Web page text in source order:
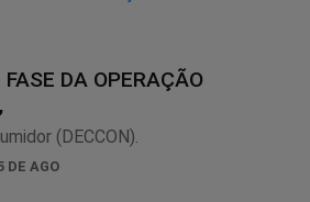
DA OPERAÇÃO
(DECCON).
DE AGO